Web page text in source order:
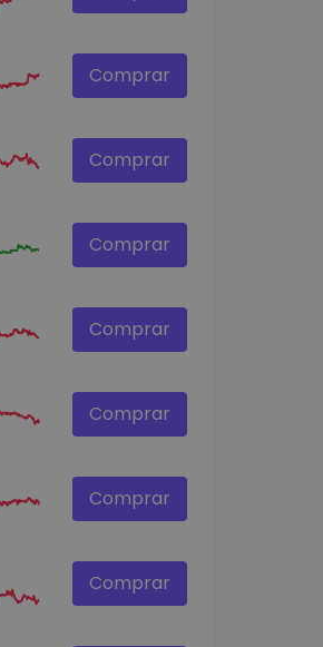
Comprar
Comprar
Comprar
Comprar
Comprar
Comprar
Comprar